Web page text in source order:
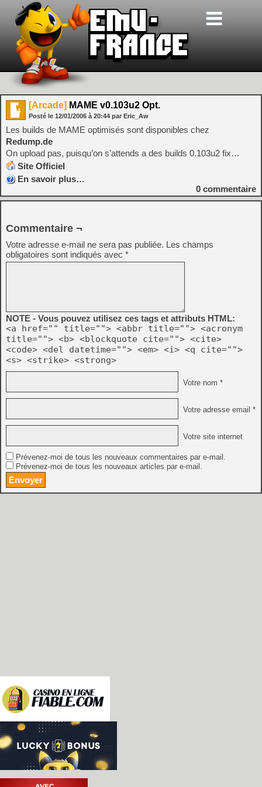
[Arcade] MAME v0.103u2 Opt.
Posté le 12/01/2006 à 20:44 par Eric_Aw
Les builds de MAME optimisés sont disponibles chez
Redump.de
On upload pas, puisqu’on s’attends a des builds 0.103u2 fix…
Site Officiel
En savoir plus…
0 commentaire
Commentaire ¬
Votre adresse e-mail ne sera pas publiée. Les champs
obligatoires sont indiqués avec *
NOTE - Vous pouvez utilisez ces tags et attributs HTML:
<a href="" title=""> <abbr title=""> <acronym
title=""> <b> <blockquote cite=""> <cite>
<code> <del datetime=""> <em> <i> <q cite="">
<s> <strike> <strong>
Votre nom *
Votre adresse email *
Votre site internet
Prévenez-moi de tous les nouveaux commentaires par e-mail.
Prévenez-moi de tous les nouveaux articles par e-mail.